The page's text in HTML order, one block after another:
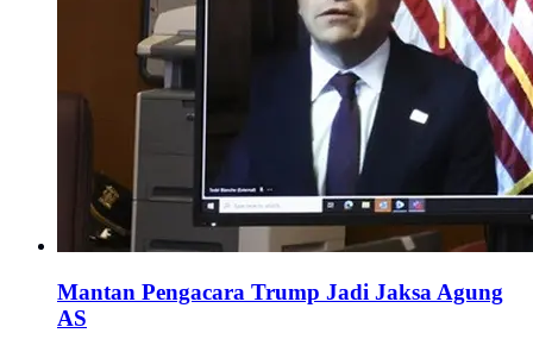
Mantan Pengacara Trump Jadi Jaksa Agung
AS